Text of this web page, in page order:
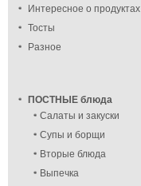
Интересное о продуктах
Тосты
Разное
ПОСТНЫЕ блюда
Салаты и закуски
Супы и борщи
Вторые блюда
Выпечка